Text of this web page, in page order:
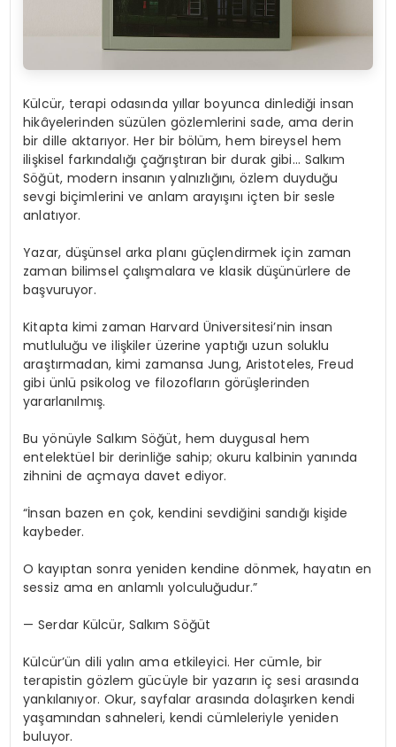
Külcür, terapi odasında yıllar boyunca dinlediği insan
hikâyelerinden süzülen gözlemlerini sade, ama derin
bir dille aktarıyor. Her bir bölüm, hem bireysel hem
ilişkisel farkındalığı çağrıştıran bir durak gibi… Salkım
Söğüt, modern insanın yalnızlığını, özlem duyduğu
sevgi biçimlerini ve anlam arayışını içten bir sesle
anlatıyor.
Yazar, düşünsel arka planı güçlendirmek için zaman
zaman bilimsel çalışmalara ve klasik düşünürlere de
başvuruyor.
Kitapta kimi zaman Harvard Üniversitesi’nin insan
mutluluğu ve ilişkiler üzerine yaptığı uzun soluklu
araştırmadan, kimi zamansa Jung, Aristoteles, Freud
gibi ünlü psikolog ve filozofların görüşlerinden
yararlanılmış.
Bu yönüyle Salkım Söğüt, hem duygusal hem
entelektüel bir derinliğe sahip; okuru kalbinin yanında
zihnini de açmaya davet ediyor.
“İnsan bazen en çok, kendini sevdiğini sandığı kişide
kaybeder.
O kayıptan sonra yeniden kendine dönmek, hayatın en
sessiz ama en anlamlı yolculuğudur.”
— Serdar Külcür, Salkım Söğüt
Külcür’ün dili yalın ama etkileyici. Her cümle, bir
terapistin gözlem gücüyle bir yazarın iç sesi arasında
yankılanıyor. Okur, sayfalar arasında dolaşırken kendi
yaşamından sahneleri, kendi cümleleriyle yeniden
buluyor.